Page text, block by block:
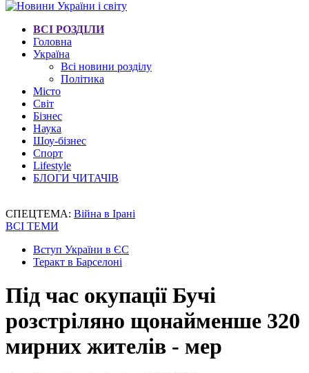
ВСІ РОЗДІЛИ
Головна
Україна
Всі новини розділу
Політика
Місто
Світ
Бізнес
Наука
Шоу-бізнес
Спорт
Lifestyle
БЛОГИ ЧИТАЧІВ
СПЕЦТЕМА: Війна в Ірані
ВСІ ТЕМИ
Вступ України в ЄС
Теракт в Барселоні
Під час окупації Бучі
розстріляно щонайменше 320
мирних жителів - мер